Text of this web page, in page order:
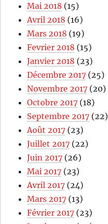
Mai 2018 (15)
Avril 2018 (16)
Mars 2018 (19)
Fevrier 2018 (15)
Janvier 2018 (23)
Décembre 2017 (25)
Novembre 2017 (20)
Octobre 2017 (18)
Septembre 2017 (22)
Août 2017 (23)
Juillet 2017 (22)
Juin 2017 (26)
Mai 2017 (23)
Avril 2017 (24)
Mars 2017 (13)
Février 2017 (23)